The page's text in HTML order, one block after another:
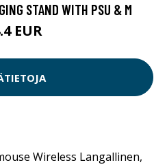
STAND WITH PSU & M
EUR